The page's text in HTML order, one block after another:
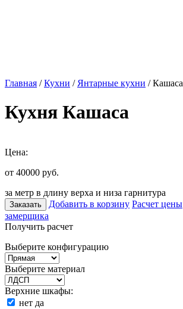
Главная /Кухни / Янтарные кухни / Кашаса
Кухня Кашаса
Цена:
от 40000 руб.
за метр в длину верха и низа гарнитура
Заказать Добавить в корзину Расчет цены
замерщика
Получить расчет
Выберите конфигурацию
Выберите материал
Верхние шкафы:
нет да